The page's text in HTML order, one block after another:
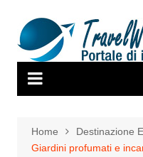
contenuto
Home Destinazione
Giardini profumati e